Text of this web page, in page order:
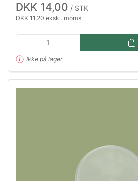
DKK 14,00 / STK
DKK 11,20 ekskl. moms
Ikke på lager